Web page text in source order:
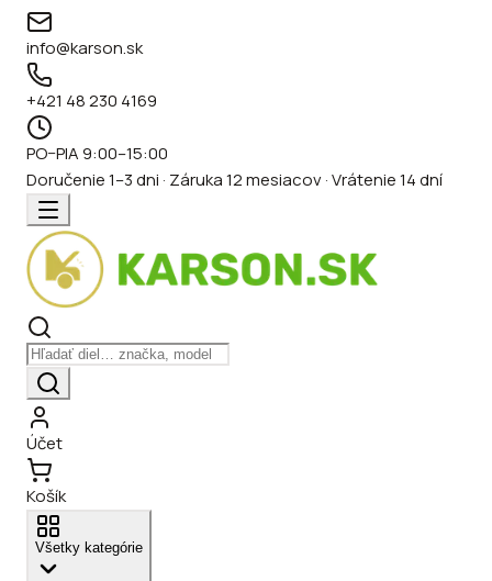
info@karson.sk
+421 48 230 4169
PO–PIA 9:00–15:00
Doručenie 1–3 dni · Záruka 12 mesiacov · Vrátenie 14 dní
Účet
Košík
Všetky kategórie